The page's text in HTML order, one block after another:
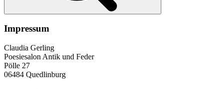
Impressum
Claudia Gerling
Poesiesalon Antik und Feder
Pölle 27
06484 Quedlinburg